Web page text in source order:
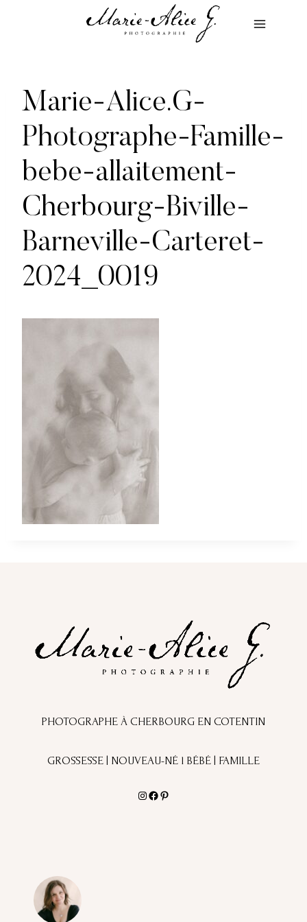
Marie-Alice.G-
Photographe-Famille-
bebe-allaitement-
Cherbourg-Biville-
Barneville-Carteret-
2024_0019
PHOTOGRAPHE À CHERBOURG EN COTENTIN
GROSSESSE | NOUVEAU-NÉ l BÉBÉ | FAMILLE
Instagram
Facebook
Pinterest